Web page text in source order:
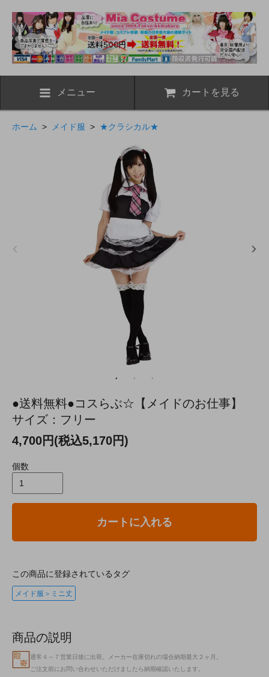
メニュー カートを見る
ホーム > メイド服 > ★クラシカル★
●送料無料●コスらぶ☆【メイドのお仕事】
サイズ：フリー
4,700円(税込5,170円)
個数
カートに入れる
この商品に登録されているタグ
メイド服＞ミニ丈
商品の説明
通常４～７営業日後に出荷。メーカー在庫切れの場合納期最大２ヶ月。
ご注文前にお問い合わせいただけましたら納期確認いたします。